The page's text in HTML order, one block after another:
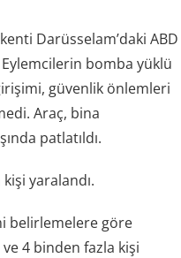
Darüsselam’daki ABD
Eylemcilerin bomba yüklü
güvenlik önlemleri
Araç, bina
patlatıldı.
yaralandı.
belirlemelere göre
4 binden fazla kişi